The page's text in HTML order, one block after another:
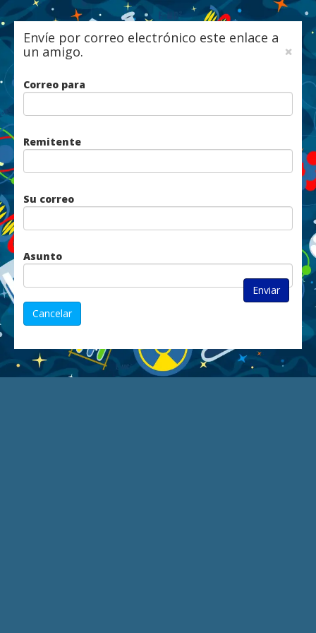
Envíe por correo electrónico este enlace a
un amigo.
×
Correo para
Remitente
Su correo
Asunto
Enviar
Cancelar